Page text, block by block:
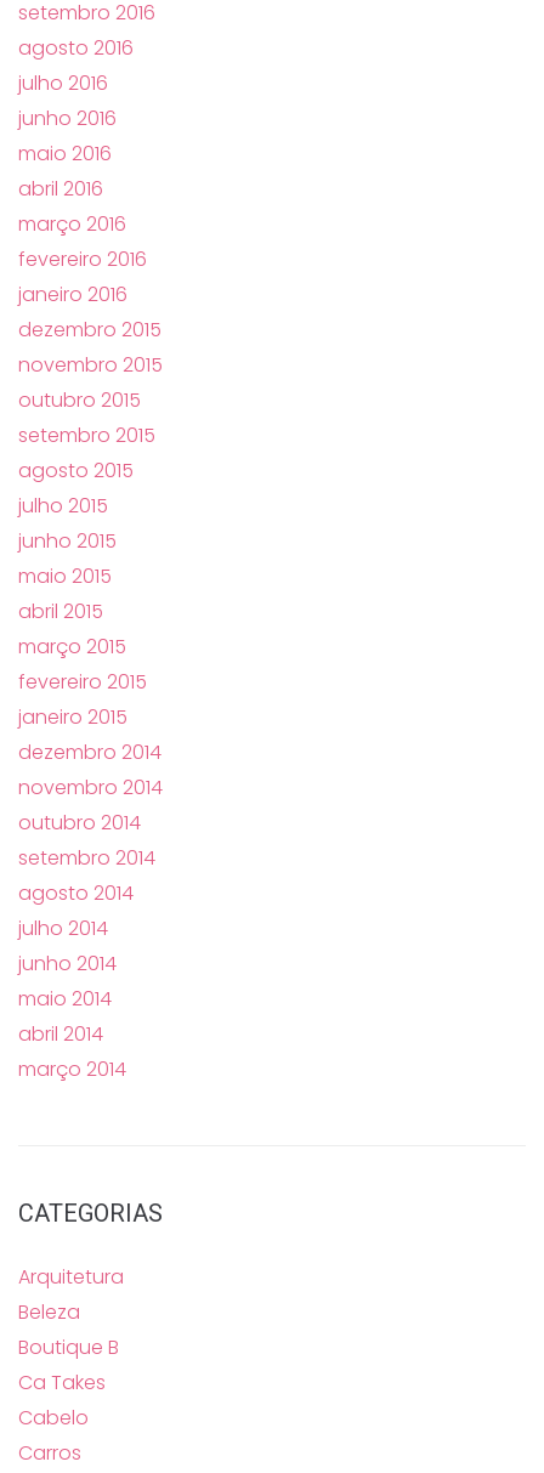
setembro 2016
agosto 2016
julho 2016
junho 2016
maio 2016
abril 2016
março 2016
fevereiro 2016
janeiro 2016
dezembro 2015
novembro 2015
outubro 2015
setembro 2015
agosto 2015
julho 2015
junho 2015
maio 2015
abril 2015
março 2015
fevereiro 2015
janeiro 2015
dezembro 2014
novembro 2014
outubro 2014
setembro 2014
agosto 2014
julho 2014
junho 2014
maio 2014
abril 2014
março 2014
CATEGORIAS
Arquitetura
Beleza
Boutique B
Ca Takes
Cabelo
Carros